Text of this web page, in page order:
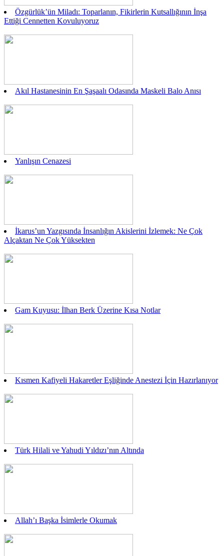
Özgürlük’ün Miladı: Toparlanın, Fikirlerin Kutsallığının İnşa
Ettiği Cennetten Kovuluyoruz
Akıl Hastanesinin En Şaşaalı Odasında Maskeli Balo Anısı
Yanlışın Cenazesi
İkarus’un Yazgısında İnsanlığın Akislerini İzlemek: Ne Çok
Alçaktan Ne Çok Yüksekten
Gam Kuyusu: İlhan Berk Üzerine Kısa Notlar
Kısmen Kafiyeli Hakaretler Eşliğinde Anestezi İçin Hazırlanıyor
Türk Hilali ve Yahudi Yıldızı’nın Altında
Allah’ı Başka İsimlerle Okumak